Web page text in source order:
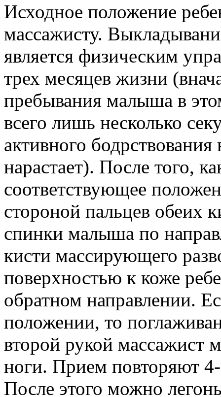
Исходное положение
массажисту.
является физическим
трех месяцев жизни
пребывания малыша в
всего лишь несколько
активного
нарастает). После того,
соответствующее
стороной пальцев обеих
спинки малыша по
кисти массирующего
поверхностью к коже
обратном направлении.
положении, то
второй рукой массажист
ноги. Прием повторяют
После этого можно